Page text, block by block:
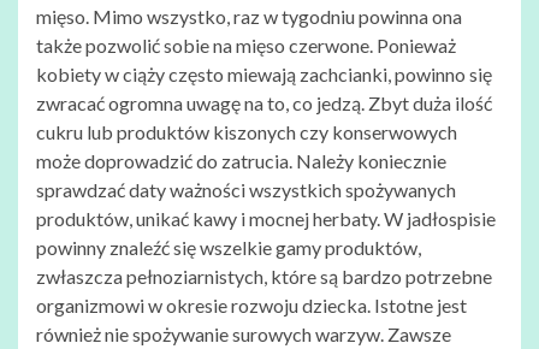
mięso. Mimo wszystko, raz w tygodniu powinna ona
także pozwolić sobie na mięso czerwone. Ponieważ
kobiety w ciąży często miewają zachcianki, powinno się
zwracać ogromna uwagę na to, co jedzą. Zbyt duża ilość
cukru lub produktów kiszonych czy konserwowych
może doprowadzić do zatrucia. Należy koniecznie
sprawdzać daty ważności wszystkich spożywanych
produktów, unikać kawy i mocnej herbaty. W jadłospisie
powinny znaleźć się wszelkie gamy produktów,
zwłaszcza pełnoziarnistych, które są bardzo potrzebne
organizmowi w okresie rozwoju dziecka. Istotne jest
również nie spożywanie surowych warzyw. Zawsze